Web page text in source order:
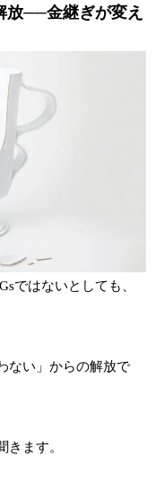
放──金継ぎが変え
ではないとしても、
ない」からの解放で
ます。